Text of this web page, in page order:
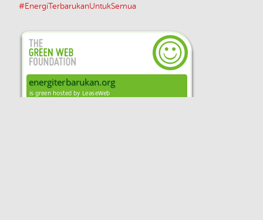
#EnergiTerbarukanUntukSemua